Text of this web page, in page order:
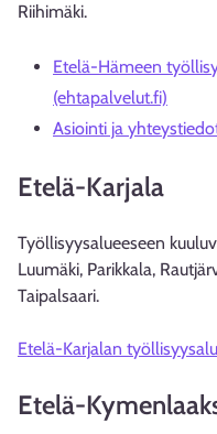
Riihimäki.
Etelä-Hämeen
(ehtapalvelut.fi)
Asiointi ja
Etelä-Karjala
Työllisyysalueeseen
Luumäki, Parikkala,
Taipalsaari.
Etelä-Karjalan
Etelä-